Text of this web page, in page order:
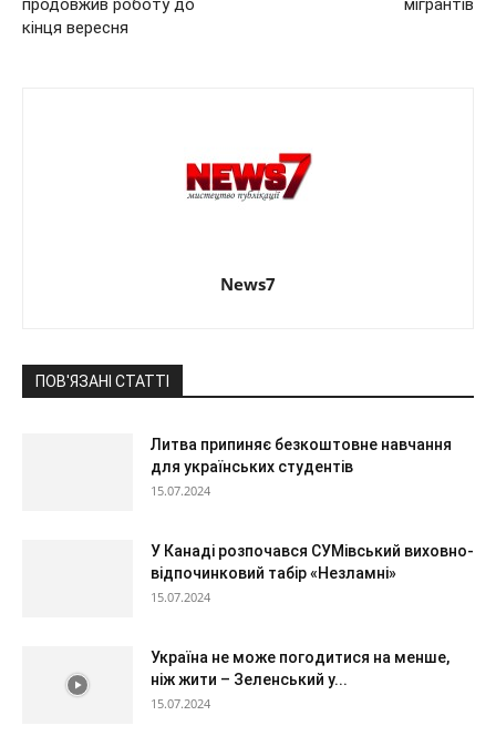
продовжив роботу до
кінця вересня
мігрантів
News7
ПОВ'ЯЗАНІ СТАТТІ
Литва припиняє безкоштовне навчання
для українських студентів
15.07.2024
У Канаді розпочався СУМівський виховно-
відпочинковий табір «Незламні»
15.07.2024
Україна не може погодитися на менше,
ніж жити – Зеленський у...
15.07.2024